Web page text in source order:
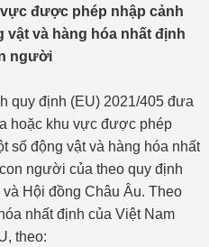
được phép nhập cảnh
vật và hàng hóa nhất định
người
quy định (EU) 2021/405 đưa
hoặc khu vực được phép
số động vật và hàng hóa nhất
người của theo quy định
Hội đồng Châu Âu. Theo
nhất định của Việt Nam
theo: